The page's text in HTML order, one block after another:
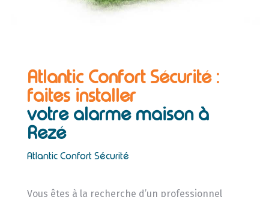
Atlantic Confort Sécurité :
faites installer
votre alarme maison à
Rezé
Atlantic Confort Sécurité
Vous êtes à la recherche d’un professionnel